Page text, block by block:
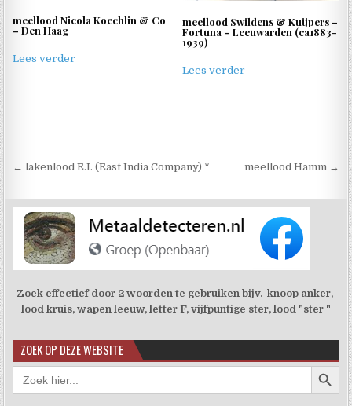
meellood Nicola Koechlin & Co
– Den Haag
Lees verder
meellood Swildens & Kuijpers –
Fortuna – Leeuwarden (ca1883-
1939)
Lees verder
Berichtnavigatie
← lakenlood E.I. (East India Company) * meellood Hamm →
Zoek effectief door 2 woorden te gebruiken bijv. knoop anker,
lood kruis, wapen leeuw, letter F, vijfpuntige ster, lood "ster "
ZOEK OP DEZE WEBSITE
Zoek
naar: